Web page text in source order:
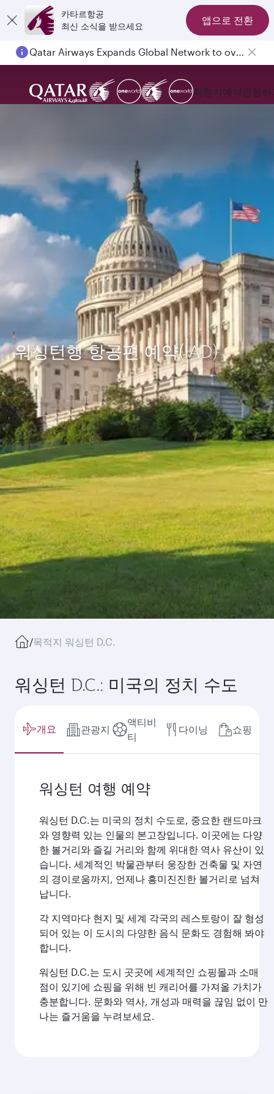
카타르항공
최신 소식을 받으세요
앱으로 전환
Qatar Airways Expands Global Network to over 160 Destinations
취항지예약경험하
워싱턴행 항공편 예약(IAD)
/목적지 워싱턴 D.C.
워싱턴 D.C.: 미국의 정치 수도
개요 관광지
액티비
티
다이닝 쇼핑
워싱턴 여행 예약
워싱턴 D.C.는 미국의 정치 수도로, 중요한 랜드마크
와 영향력 있는 인물의 본고장입니다. 이곳에는 다양
한 볼거리와 즐길 거리와 함께 위대한 역사 유산이 있
습니다. 세계적인 박물관부터 웅장한 건축물 및 자연
의 경이로움까지, 언제나 흥미진진한 볼거리로 넘쳐
납니다.
각 지역마다 현지 및 세계 각국의 레스토랑이 잘 형성
되어 있는 이 도시의 다양한 음식 문화도 경험해 봐야
합니다.
워싱턴 D.C.는 도시 곳곳에 세계적인 쇼핑몰과 소매
점이 있기에 쇼핑을 위해 빈 캐리어를 가져올 가치가
충분합니다. 문화와 역사, 개성과 매력을 끊임 없이 만
나는 즐거움을 누려보세요.